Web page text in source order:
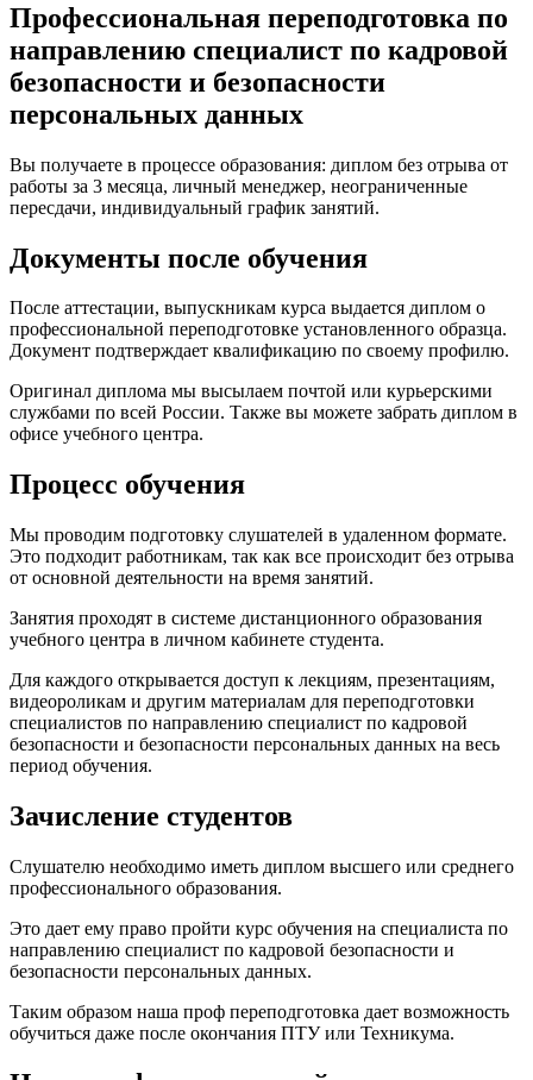
Профессиональная переподготовка по
направлению специалист по кадровой
безопасности и безопасности
персональных данных
Вы получаете в процессе образования: диплом без отрыва от
работы за 3 месяца, личный менеджер, неограниченные
пересдачи, индивидуальный график занятий.
Документы после обучения
После аттестации, выпускникам курса выдается диплом о
профессиональной переподготовке установленного образца.
Документ подтверждает квалификацию по своему профилю.
Оригинал диплома мы высылаем почтой или курьерскими
службами по всей России. Также вы можете забрать диплом в
офисе учебного центра.
Процесс обучения
Мы проводим подготовку слушателей в удаленном формате.
Это подходит работникам, так как все происходит без отрыва
от основной деятельности на время занятий.
Занятия проходят в системе дистанционного образования
учебного центра в личном кабинете студента.
Для каждого открывается доступ к лекциям, презентациям,
видеороликам и другим материалам для переподготовки
специалистов по направлению специалист по кадровой
безопасности и безопасности персональных данных на весь
период обучения.
Зачисление студентов
Слушателю необходимо иметь диплом высшего или среднего
профессионального образования.
Это дает ему право пройти курс обучения на специалиста по
направлению специалист по кадровой безопасности и
безопасности персональных данных.
Таким образом наша проф переподготовка дает возможность
обучиться даже после окончания ПТУ или Техникума.